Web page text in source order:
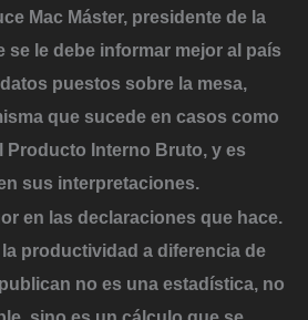
Mac Máster, presidente de la
se le debe informar mejor al país
puestos sobre la mesa,
que sucede en casos como
Producto Interno Bruto, y es
sus interpretaciones.
en las declaraciones que hace.
productividad a diferencia de
no es una estadística, no